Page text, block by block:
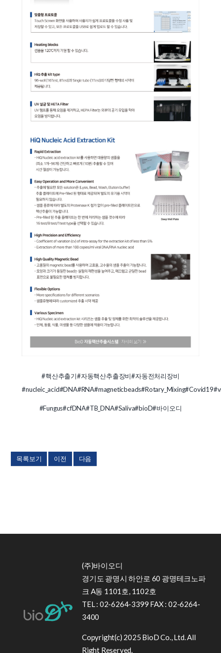
#핵산추출기#자동핵산추출장비#자동전처리장비
#nucleic_acid#DNA#RNA#magneticbeads#Rotary_Mixing#Covid19
#Fungus#cfDNA#TB_DNA#Saliva#bioD#바이오디
목록보기 이전 다음
(주)바이오디
경기도 광명시 하안로 60 광명테크노파
크 A동 1101호, 1102호
TEL : 02-6264-3399 FAX : 02-6264-
3400
Copyright(c) 2025 BioD Co., Ltd. All
Right Reserved.